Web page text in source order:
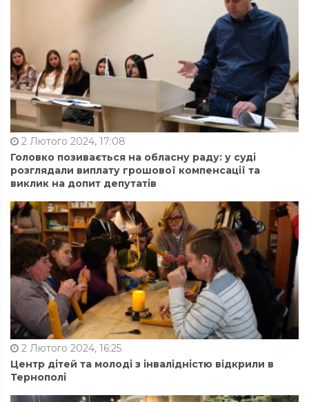
2 Лютого 2024, 17:08
Головко позивається на обласну раду: у суді
розглядали виплату грошової компенсації та
виклик на допит депутатів
2 Лютого 2024, 16:25
Центр дітей та молоді з інвалідністю відкрили в
Тернополі